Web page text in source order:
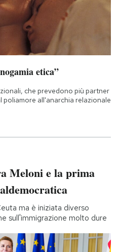
etica”
che prevedono più partner
poliamore all'anarchia relazionale
Meloni e la prima
ma è iniziata diverso
sull'immigrazione molto dure